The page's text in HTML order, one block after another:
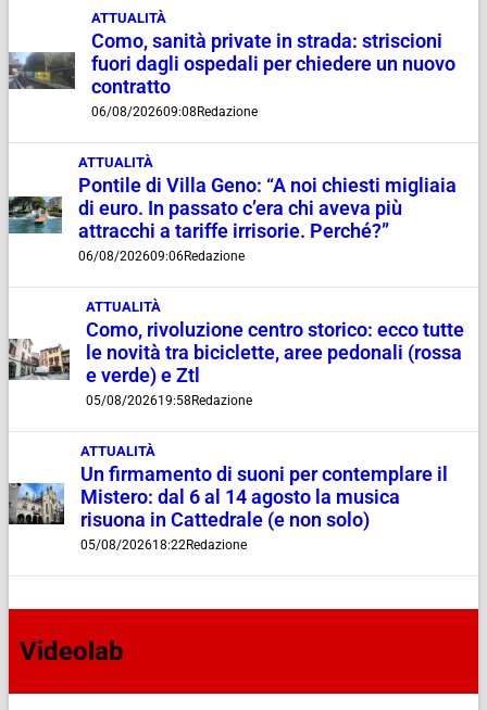
ATTUALITÀ
Como, sanità private in strada: striscioni
fuori dagli ospedali per chiedere un nuovo
contratto
06/08/202609:08 Redazione
ATTUALITÀ
Pontile di Villa Geno: “A noi chiesti migliaia
di euro. In passato c’era chi aveva più
attracchi a tariffe irrisorie. Perché?”
06/08/202609:06Redazione
ATTUALITÀ
Como, rivoluzione centro storico: ecco tutte
le novità tra biciclette, aree pedonali (rossa
e verde) e Ztl
05/08/202619:58 Redazione
ATTUALITÀ
Un firmamento di suoni per contemplare il
Mistero: dal 6 al 14 agosto la musica
risuona in Cattedrale (e non solo)
05/08/202618:22Redazione
Videolab